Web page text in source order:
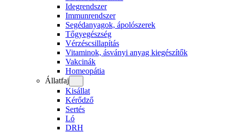
Idegrendszer
Immunrendszer
Segédanyagok, ápolószerek
Tőgyegészség
Vérzéscsillapítás
Vitaminok, ásványi anyag kiegészítők
Vakcinák
Homeopátia
Állatfaj
Kisállat
Kérődző
Sertés
Ló
DRH